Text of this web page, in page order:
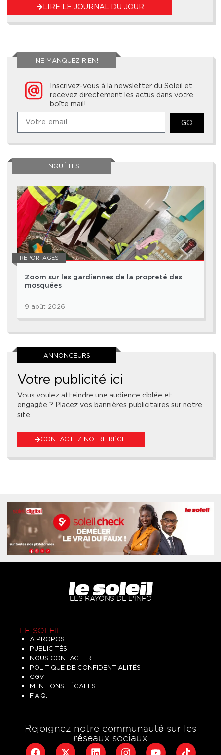
LIRE LE JOURNAL DU JOUR
NE MANQUEZ RIEN!
Inscrivez-vous à la newsletter du Soleil et
recevez directement les actus dans votre
boîte mail!
GO
ENQUÊTES
REPORTAGES
Zoom sur les gardiennes de la propreté des
mosquées
9 août 2026
ANNONCEURS
Votre publicité ici
Vous voulez atteindre une audience ciblée et
engagée ? Placez vos bannières publicitaires sur notre
site
CONTACTEZ NOTRE RÉGIE
LES RAYONS DE L'INFO
LE SOLEIL
À PROPOS
PUBLICITÉS
NOUS CONTACTER
POLITIQUE DE CONFIDENTIALITÉS
CGV
MENTIONS LÉGALES
F.A.Q.
Rejoignez notre communauté sur les
réseaux sociaux